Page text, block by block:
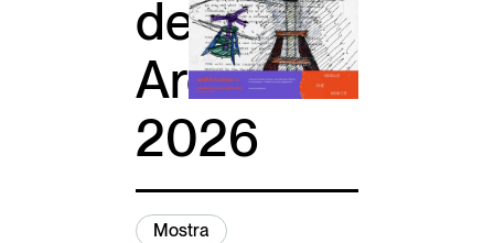
degli
Archivi
2026
Mostra